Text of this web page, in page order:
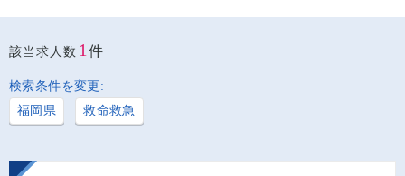
該当求人数 1件
検索条件を変更:
福岡県
救命救急